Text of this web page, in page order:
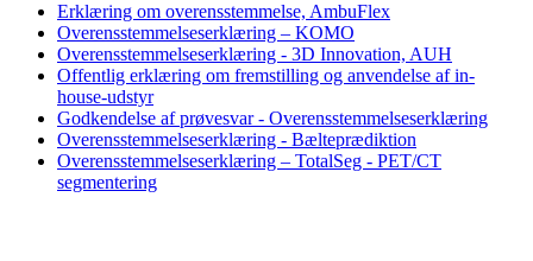
Erklæring om overensstemmelse, AmbuFlex
Overensstemmelseserklæring – KOMO
Overensstemmelseserklæring - 3D Innovation, AUH
Offentlig erklæring om fremstilling og anvendelse af in-
house-udstyr
Godkendelse af prøvesvar - Overensstemmelseserklæring
Overensstemmelseserklæring - Bælteprædiktion
Overensstemmelseserklæring – TotalSeg - PET/CT
segmentering